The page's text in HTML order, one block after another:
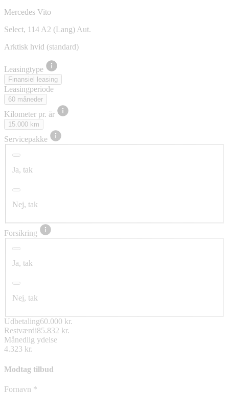
Mercedes Vito
Select, 114 A2 (Lang) Aut.
Arktisk hvid (standard)
Leasingtype
Finansiel leasing
Leasingperiode
60 måneder
Kilometer pr. år
15.000 km
Servicepakke
Ja, tak
Nej, tak
Forsikring
Ja, tak
Nej, tak
Udbetaling60.000 kr.
Restværdi85.832 kr.
Månedlig ydelse
4.323 kr.
Modtag tilbud
Fornavn *